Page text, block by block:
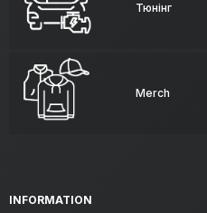
Тюнінг
Merch
INFORMATION